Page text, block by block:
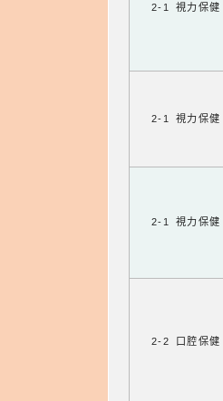
2-1 視力保健
2-1 視力保健
2-1 視力保健
2-2 口腔保健